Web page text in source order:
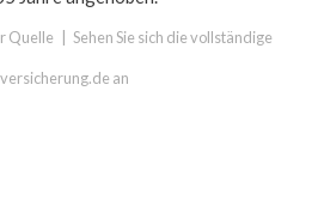
Quelle Sehen Sie sich die vollständige
an